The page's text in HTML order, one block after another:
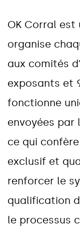
OK Corral est
organise chaq
aux comités d’
exposants et
fonctionne uni
envoyées par l
ce qui confère
exclusif et qu
renforcer le sy
qualification d
le processus c